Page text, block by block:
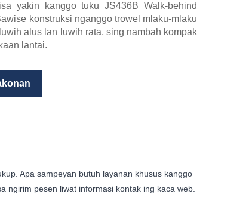
yakin kanggo tuku JS436B Walk-behind
konstruksi nganggo trowel mlaku-mlaku
alus lan luwih rata, sing nambah kompak
lantai.
Apa sampeyan butuh layanan khusus kanggo
ngirim pesen liwat informasi kontak ing kaca web.